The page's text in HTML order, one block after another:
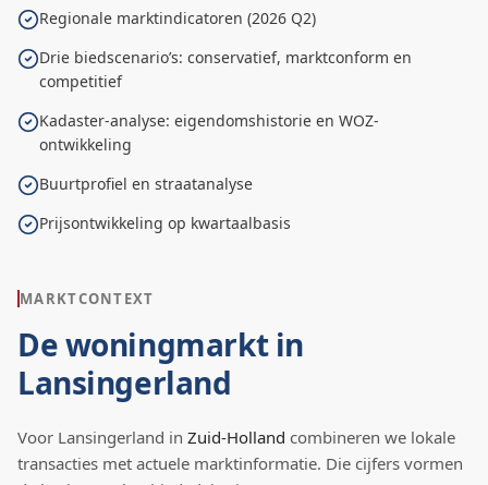
Regionale marktindicatoren (2026 Q2)
Drie biedscenario’s: conservatief, marktconform en
competitief
Kadaster-analyse: eigendomshistorie en WOZ-
ontwikkeling
Buurtprofiel en straatanalyse
Prijsontwikkeling op kwartaalbasis
MARKTCONTEXT
De woningmarkt in
Lansingerland
Voor Lansingerland in Zuid-Holland combineren we lokale
transacties met actuele marktinformatie. Die cijfers vormen